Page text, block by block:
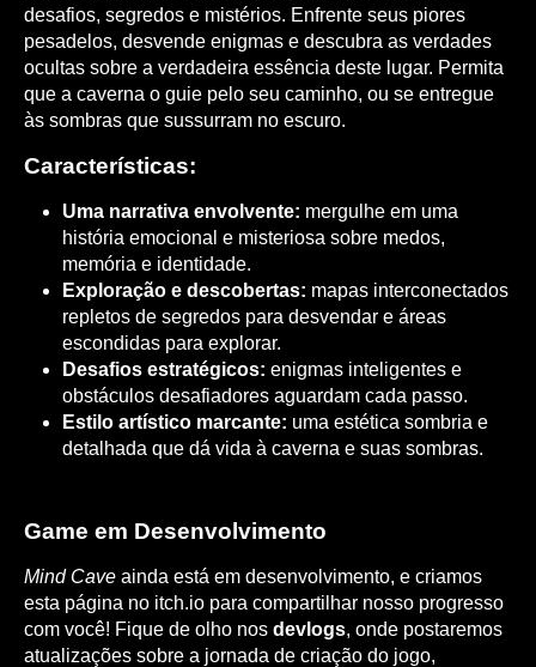
desafios, segredos e mistérios. Enfrente seus piores
pesadelos, desvende enigmas e descubra as verdades
ocultas sobre a verdadeira essência deste lugar. Permita
que a caverna o guie pelo seu caminho, ou se entregue
às sombras que sussurram no escuro.
Características:
Uma narrativa envolvente: mergulhe em uma
história emocional e misteriosa sobre medos,
memória e identidade.
Exploração e descobertas: mapas interconectados
repletos de segredos para desvendar e áreas
escondidas para explorar.
Desafios estratégicos: enigmas inteligentes e
obstáculos desafiadores aguardam cada passo.
Estilo artístico marcante: uma estética sombria e
detalhada que dá vida à caverna e suas sombras.
Game em Desenvolvimento
Mind Cave ainda está em desenvolvimento, e criamos
esta página no itch.io para compartilhar nosso progresso
com você! Fique de olho nos devlogs, onde postaremos
atualizações sobre a jornada de criação do jogo,